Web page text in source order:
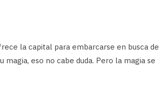
la capital para embarcarse en busca de
magia, eso no cabe duda. Pero la magia se